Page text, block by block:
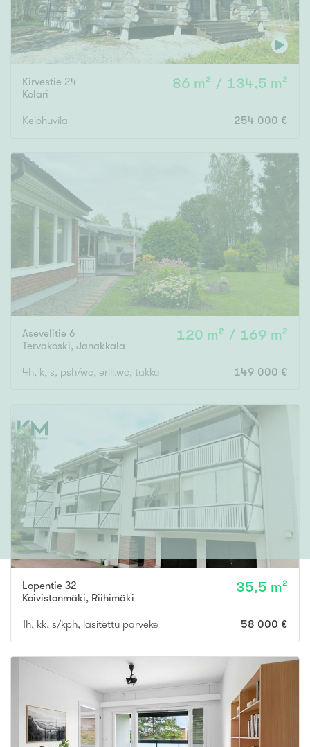
Kirvestie 24
Kolari
86 m² / 134,5 m²
Kelohuvila 254 000 €
Asevelitie 6
Tervakoski, Janakkala
120 m² / 169 m²
4h, k, s, psh/wc, erill.wc, takkahuone, khh, 2 x vh, katettu
149 000 €
Lopentie 32
Koivistonmäki, Riihimäki
35,5 m²
1h, kk, s/kph, lasitettu parveke 58 000 €